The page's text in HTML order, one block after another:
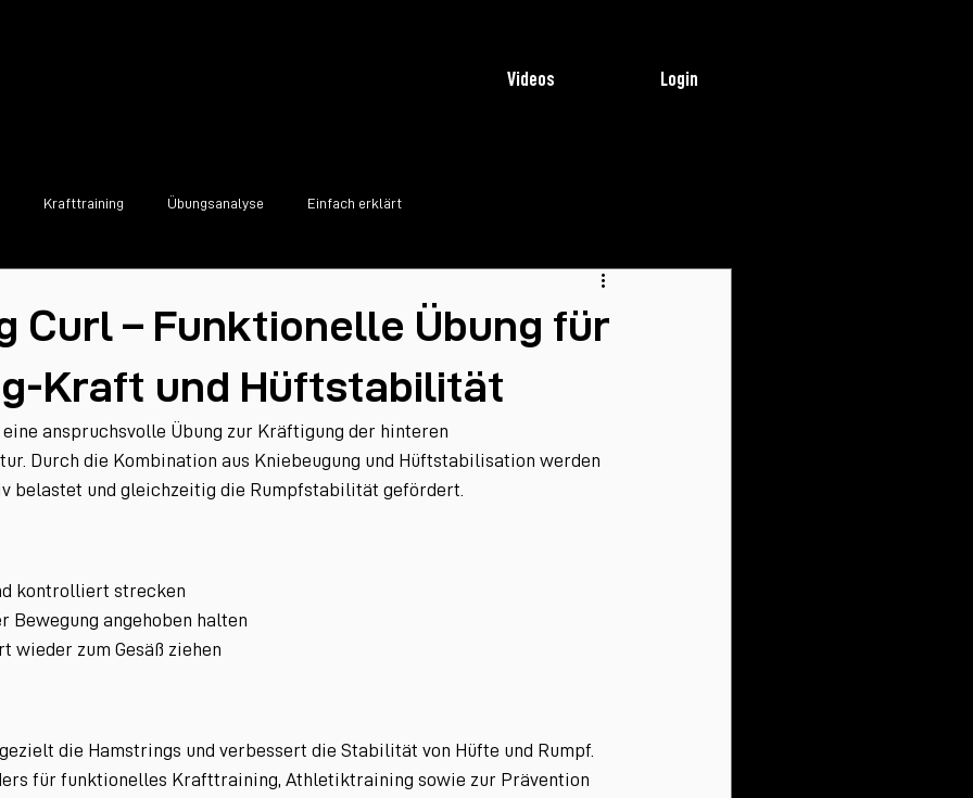
Videos Login
Krafttraining Übungsanalyse Einfach erklärt
Curl – Funktionelle Übung für
Kraft und Hüftstabilität
anspruchsvolle Übung zur Kräftigung der hinteren
Durch die Kombination aus Kniebeugung und Hüftstabilisation werden
belastet und gleichzeitig die Rumpfstabilität gefördert.
kontrolliert strecken
Bewegung angehoben halten
wieder zum Gesäß ziehen
die Hamstrings und verbessert die Stabilität von Hüfte und Rumpf.
für funktionelles Krafttraining, Athletiktraining sowie zur Prävention